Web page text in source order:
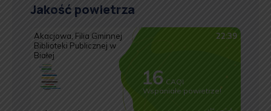
Jakość powietrza